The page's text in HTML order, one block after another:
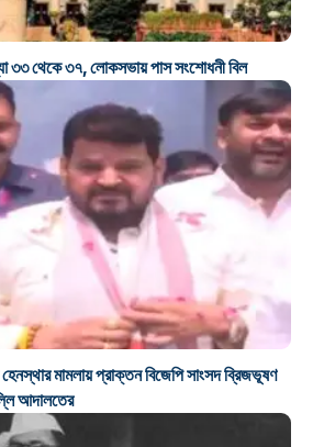
৩৩ থেকে ৩৭, লোকসভায় পাস সংশোধনী বিল
মামলায় প্রাক্তন বিজেপি সাংসদ ব্রিজভূষণ
আদালতের